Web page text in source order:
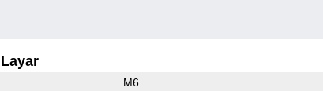
Layar
M6